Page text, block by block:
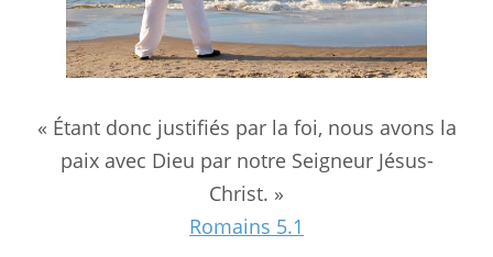
« Étant donc justifiés par la foi, nous avons la
paix avec Dieu par notre Seigneur Jésus-
Christ. »
Romains 5.1